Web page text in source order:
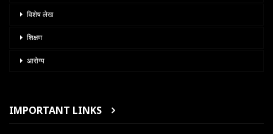
विशेष लेख
शिक्षण
आरोग्य
IMPORTANT LINKS